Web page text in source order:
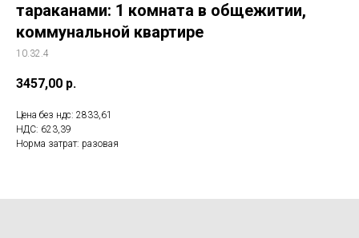
тараканами: 1 комната в общежитии,
коммунальной квартире
10.32.4
3457,00 р.
Цена без ндс: 2833,61
НДС: 623,39
Норма затрат: разовая